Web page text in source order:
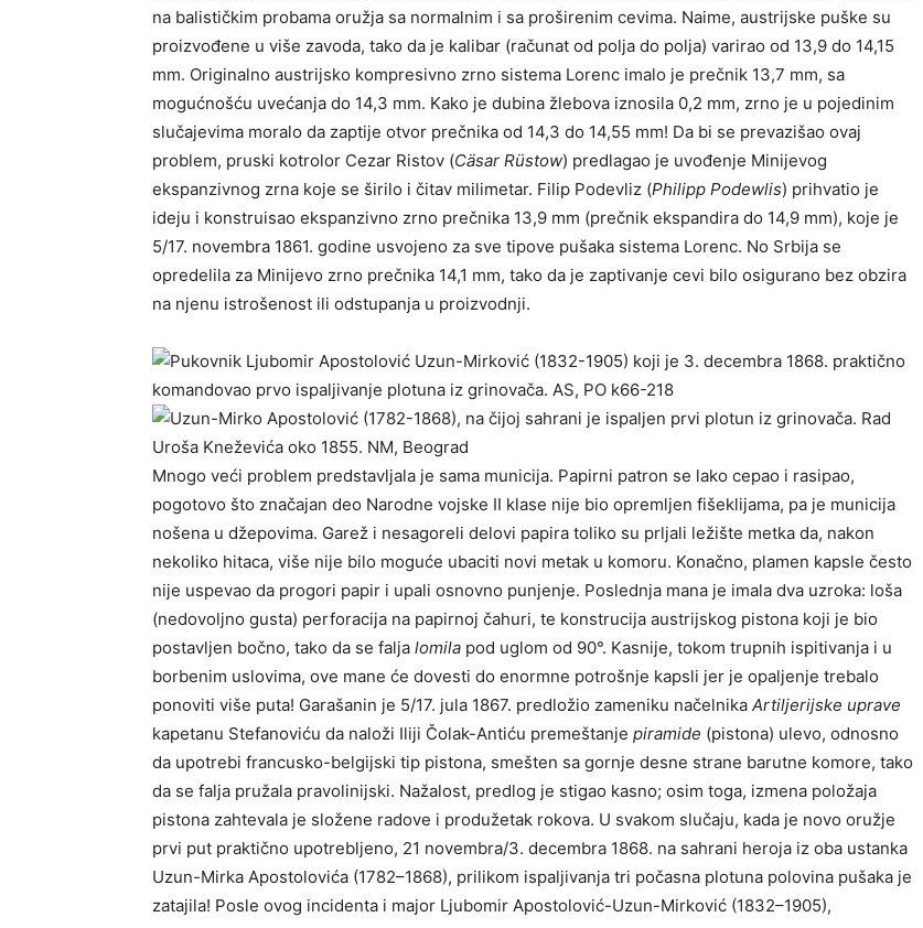
na balističkim probama oružja sa normalnim i sa proširenim cevima. Naime, austrijske puške su
proizvođene u više zavoda, tako da je kalibar (računat od polјa do polјa) varirao od 13,9 do 14,15
mm. Originalno austrijsko kompresivno zrno sistema Lorenc imalo je prečnik 13,7 mm, sa
mogućnošću uvećanja do 14,3 mm. Kako je dubina žlebova iznosila 0,2 mm, zrno je u pojedinim
slučajevima moralo da zaptije otvor prečnika od 14,3 do 14,55 mm! Da bi se prevazišao ovaj
problem, pruski kotrolor Cezar Ristov (Cäsar Rüstow) predlagao je uvođenje Minijevog
ekspanzivnog zrna koje se širilo i čitav milimetar. Filip Podevliz (Philipp Podewlis) prihvatio je
ideju i konstruisao ekspanzivno zrno prečnika 13,9 mm (prečnik ekspandira do 14,9 mm), koje je
5/17. novembra 1861. godine usvojeno za sve tipove pušaka sistema Lorenc. No Srbija se
opredelila za Minijevo zrno prečnika 14,1 mm, tako da je zaptivanje cevi bilo osigurano bez obzira
na njenu istrošenost ili odstupanja u proizvodnji.
Mnogo veći problem predstavlјala je sama municija. Papirni patron se lako cepao i rasipao,
pogotovo što značajan deo Narodne vojske II klase nije bio opremlјen fišeklijama, pa je municija
nošena u džepovima. Garež i nesagoreli delovi papira toliko su prlјali ležište metka da, nakon
nekoliko hitaca, više nije bilo moguće ubaciti novi metak u komoru. Konačno, plamen kapsle često
nije uspevao da progori papir i upali osnovno punjenje. Poslednja mana je imala dva uzroka: loša
(nedovolјno gusta) perforacija na papirnoj čahuri, te konstrucija austrijskog pistona koji je bio
postavlјen bočno, tako da se falјa lomila pod uglom od 90°. Kasnije, tokom trupnih ispitivanja i u
borbenim uslovima, ove mane će dovesti do enormne potrošnje kapsli jer je opalјenje trebalo
ponoviti više puta! Garašanin je 5/17. jula 1867. predložio zameniku načelnika Artilјerijske uprave
kapetanu Stefanoviću da naloži Iliji Čolak-Antiću premeštanje piramide (pistona) ulevo, odnosno
da upotrebi francusko-belgijski tip pistona, smešten sa gornje desne strane barutne komore, tako
da se falјa pružala pravolinijski. Nažalost, predlog je stigao kasno; osim toga, izmena položaja
pistona zahtevala je složene radove i produžetak rokova. U svakom slučaju, kada je novo oružje
prvi put praktično upotreblјeno, 21 novembra/3. decembra 1868. na sahrani heroja iz oba ustanka
Uzun-Mirka Apostolovića (1782–1868), prilikom ispalјivanja tri počasna plotuna polovina pušaka je
zatajila! Posle ovog incidenta i major Ljubomir Apostolović-Uzun-Mirković (1832–1905),